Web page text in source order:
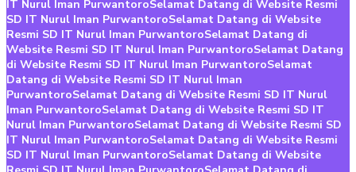
IT Nurul Iman PurwantoroSelamat Datang di Website Resmi
SD IT Nurul Iman PurwantoroSelamat Datang di Website
Resmi SD IT Nurul Iman PurwantoroSelamat Datang di
Website Resmi SD IT Nurul Iman PurwantoroSelamat Datang
di Website Resmi SD IT Nurul Iman PurwantoroSelamat
Datang di Website Resmi SD IT Nurul Iman
PurwantoroSelamat Datang di Website Resmi SD IT Nurul
Iman PurwantoroSelamat Datang di Website Resmi SD IT
Nurul Iman PurwantoroSelamat Datang di Website Resmi SD
IT Nurul Iman PurwantoroSelamat Datang di Website Resmi
SD IT Nurul Iman PurwantoroSelamat Datang di Website